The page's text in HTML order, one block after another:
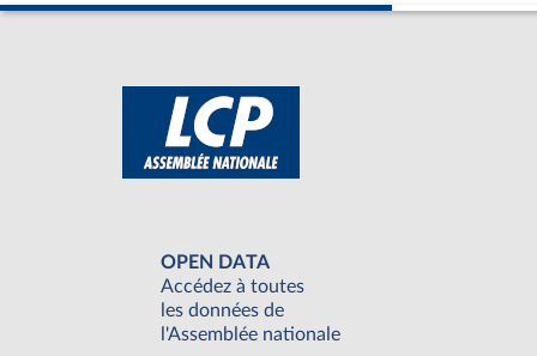
OPEN DATA
Accédez à toutes
les données de
l'Assemblée nationale